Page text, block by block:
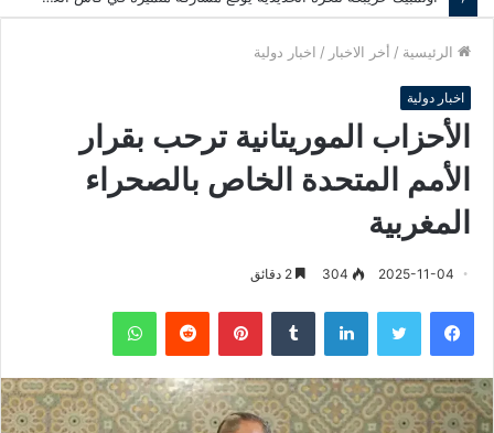
الرئيسية / أخر الاخبار / اخبار دولية
اخبار دولية
الأحزاب الموريتانية ترحب بقرار
الأمم المتحدة الخاص بالصحراء
المغربية
2025-11-04
304
فيسبوك لينكدإن بينتيريست